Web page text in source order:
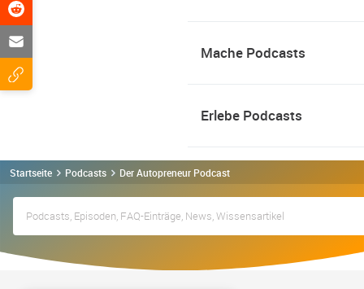
Mache Podcasts
Erlebe Podcasts
Startseite Podcasts Der Autopreneur Podcast